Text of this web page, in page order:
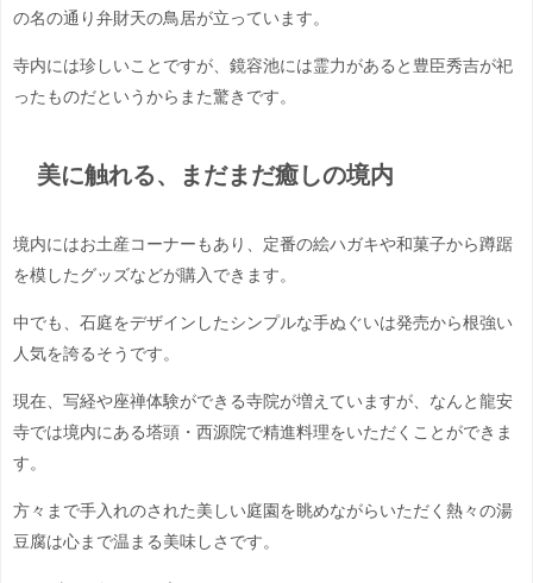
の名の通り弁財天の鳥居が立っています。
寺内には珍しいことですが、鏡容池には霊力があると豊臣秀吉が祀
ったものだというからまた驚きです。
美に触れる、まだまだ癒しの境内
境内にはお土産コーナーもあり、定番の絵ハガキや和菓子から蹲踞
を模したグッズなどが購入できます。
中でも、石庭をデザインしたシンプルな手ぬぐいは発売から根強い
人気を誇るそうです。
現在、写経や座禅体験ができる寺院が増えていますが、なんと龍安
寺では境内にある塔頭・西源院で精進料理をいただくことができま
す。
方々まで手入れのされた美しい庭園を眺めながらいただく熱々の湯
豆腐は心まで温まる美味しさです。